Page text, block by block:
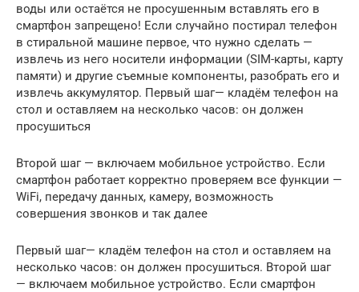
воды или остаётся не просушенным вставлять его в
смартфон запрещено! Если случайно постирал телефон
в стиральной машине первое, что нужно сделать —
извлечь из него носители информации (SIM-карты, карту
памяти) и другие съемные компоненты, разобрать его и
извлечь аккумулятор. Первый шаг— кладём телефон на
стол и оставляем на несколько часов: он должен
просушиться
Второй шаг — включаем мобильное устройство. Если
смартфон работает корректно проверяем все функции —
WiFi, передачу данных, камеру, возможность
совершения звонков и так далее
Первый шаг— кладём телефон на стол и оставляем на
несколько часов: он должен просушиться. Второй шаг
— включаем мобильное устройство. Если смартфон